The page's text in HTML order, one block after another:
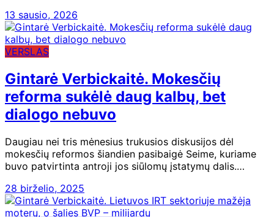
13 sausio, 2026
VERSLAS
Gintarė Verbickaitė. Mokesčių
reforma sukėlė daug kalbų, bet
dialogo nebuvo
Daugiau nei tris mėnesius trukusios diskusijos dėl
mokesčių reformos šiandien pasibaigė Seime, kuriame
buvo patvirtinta antroji jos siūlomų įstatymų dalis.…
28 birželio, 2025